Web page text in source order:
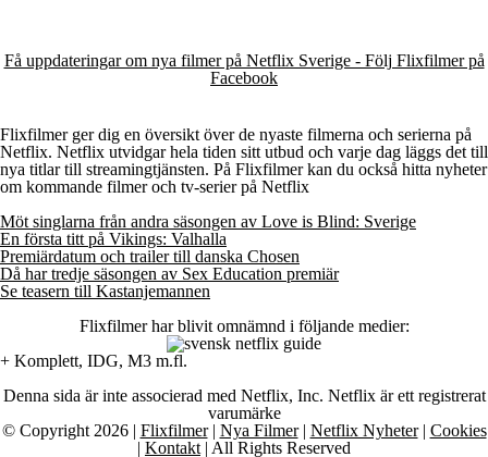
Få uppdateringar om nya filmer på Netflix Sverige - Följ Flixfilmer på
Facebook
Flixfilmer ger dig en översikt över de nyaste filmerna och serierna på
Netflix. Netflix utvidgar hela tiden sitt utbud och varje dag läggs det till
nya titlar till streamingtjänsten. På Flixfilmer kan du också hitta nyheter
om kommande filmer och tv-serier på Netflix
Möt singlarna från andra säsongen av Love is Blind: Sverige
En första titt på Vikings: Valhalla
Premiärdatum och trailer till danska Chosen
Då har tredje säsongen av Sex Education premiär
Se teasern till Kastanjemannen
Flixfilmer har blivit omnämnd i följande medier:
+ Komplett, IDG, M3 m.fl.
Denna sida är inte associerad med Netflix, Inc. Netflix är ett registrerat
varumärke
© Copyright 2026 | Flixfilmer| Nya Filmer| Netflix Nyheter| Cookies
| Kontakt | All Rights Reserved